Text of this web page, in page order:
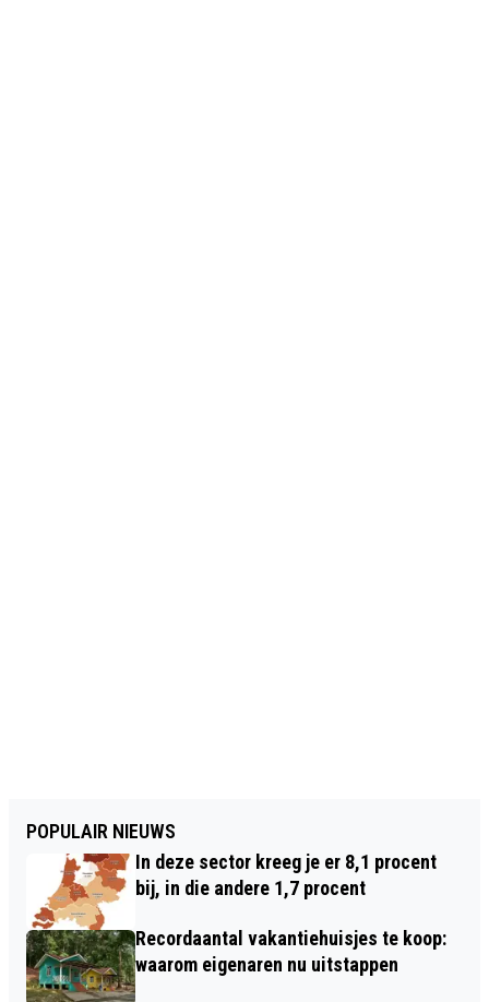
POPULAIR NIEUWS
In deze sector kreeg je er 8,1 procent
bij, in die andere 1,7 procent
Recordaantal vakantiehuisjes te koop:
waarom eigenaren nu uitstappen